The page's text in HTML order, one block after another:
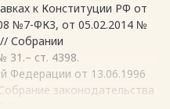
к Конституции РФ от
№7-ФКЗ, от 05.02.2014 №
Собрании
31.– ст. 4398.
Федерации от 13.06.1996
законодательства